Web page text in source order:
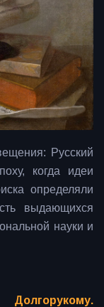
Русский
когда идеи
определяли
выдающихся
науки и